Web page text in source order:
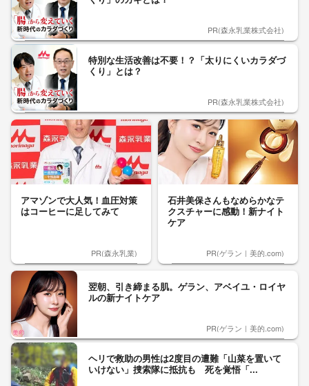
PR(森永乳業株式会社)
特別な生活改善は不要！？「太りにくいカラダづ
くり」とは？
PR(森永乳業株式会社)
アマゾンで大人気！血圧対策
はコーヒーに足してみて
PR(森永乳業)
石井美保さんもなめらかなテ
クスチャーに感動！新ナイト
ケア
PR(ゲラン｜美的.com)
翌朝、引き締まる肌。ゲラン、アベイユ・ロイヤ
ルの新ナイトケア
PR(ゲラン｜美的.com)
ヘリで救助の男性は2度目の遭難「山菜を置いて
いけない」捜索隊に抵抗も 死を覚悟「...